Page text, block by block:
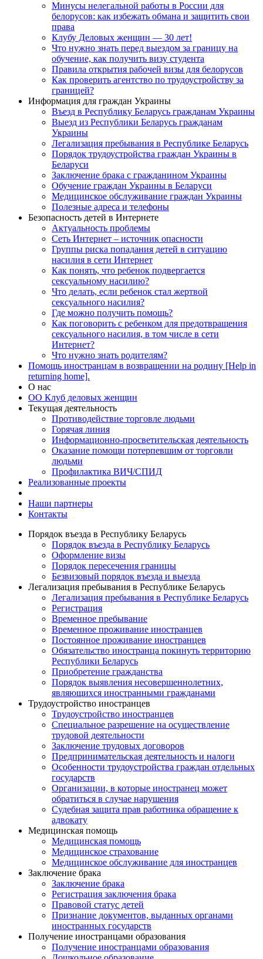
Минусы нелегальной работы в России для
белорусов: как избежать обмана и защитить свои
права
Клубу Деловых женщин — 30 лет!
Что нужно знать перед выездом за границу на
обучение, как получить визу студента
Правила открытия рабочей визы для белорусов
Как проверить агентство по трудоустройству за
границей?
Информация для граждан Украины
Въезд в Республику Беларусь гражданам Украины
Выезд из Республики Беларусь гражданам
Украины
Легализация пребывания в Республике Беларусь
Порядок трудоустройства граждан Украины в
Беларуси
Заключение брака с гражданином Украины
Обучение граждан Украины в Беларуси
Медицинское обслуживание граждан Украины
Полезные адреса и телефоны
Безопасность детей в Интернете
Актуальность проблемы
Сеть Интернет – источник опасности
Группы риска попадания детей в ситуацию
насилия в сети Интернет
Как понять, что ребенок подвергается
сексуальному насилию?
Что делать, если ребенок стал жертвой
сексуального насилия?
Где можно получить помощь?
Как поговорить с ребенком для предотвращения
сексуального насилия, в том числе в сети
Интернет?
Что нужно знать родителям?
Помощь иностранцам в возвращении на родину [Help in
returning home].
О нас
ОО Клуб деловых женщин
Текущая деятельность
Противодействие торговле людьми
Горячая линия
Информационно-просветительская деятельность
Оказание помощи потерпевшим от торговли
людьми
Профилактика ВИЧ/СПИД
Реализованные проекты
Наши партнеры
Контакты
Порядок въезда в Республику Беларусь
Порядок въезда в Республику Беларусь
Оформление визы
Порядок пересечения границы
Безвизовый порядок въезда и выезда
Легализация пребывания в Республике Беларусь
Легализация пребывания в Республике Беларусь
Регистрация
Временное пребывание
Временное проживание иностранцев
Постоянное проживание иностранцев
Обязательство иностранца покинуть территорию
Республики Беларусь
Приобретение гражданства
Порядок выявления несовершеннолетних,
являющихся иностранными гражданами
Трудоустройство иностранцев
Трудоустройство иностранцев
Специальное разрешение на осуществление
трудовой деятельности
Заключение трудовых договоров
Предпринимательская деятельность и налоги
Особенности трудоустройства граждан отдельных
государств
Организации, в которые иностранец может
обратиться в случае нарушения
Судебная защита прав работника обращение к
адвокату
Медицинская помощь
Медицинская помощь
Медицинское страхование
Медицинское обслуживание для иностранцев
Заключение брака
Заключение брака
Регистрация заключения брака
Правовой статус детей
Признание документов, выданных органами
иностранных государств
Получение иностранцами образования
Получение иностранцами образования